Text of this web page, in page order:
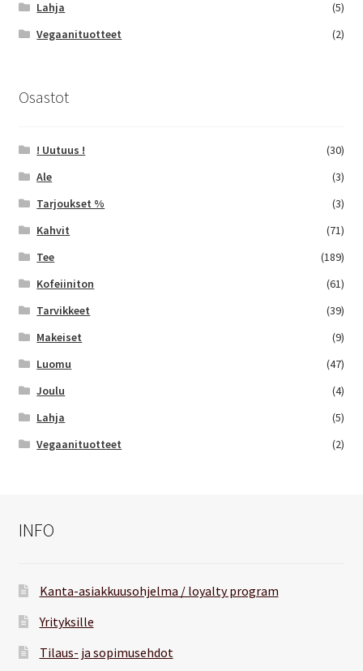
Lahja
(5)
Vegaanituotteet
(2)
Osastot
! Uutuus !
(30)
Ale
(3)
Tarjoukset %
(3)
Kahvit
(71)
Tee
(189)
Kofeiiniton
(61)
Tarvikkeet
(39)
Makeiset
(9)
Luomu
(47)
Joulu
(4)
Lahja
(5)
Vegaanituotteet
(2)
INFO
Kanta-asiakkuusohjelma / loyalty program
Yrityksille
Tilaus- ja sopimusehdot